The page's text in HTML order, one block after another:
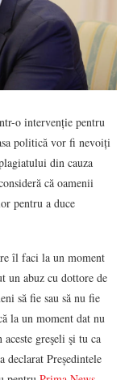
o intervenție pentru
politică vor fi nevoiți
din cauza
că oamenii
pentru a duce
îl faci la un moment
un abuz cu dottore de
să fie sau să nu fie
la un moment dat nu
greşeli şi tu ca
declarat Președintele